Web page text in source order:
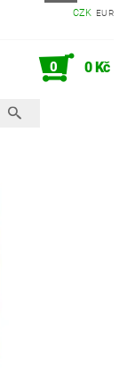
CZK EUR
0 0 Kč